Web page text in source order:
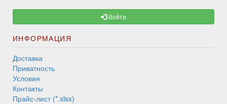
Войти
ИНФОРМАЦИЯ
Доставка
Приватность
Условия
Контакты
Прайс-лист (*.xlsx)